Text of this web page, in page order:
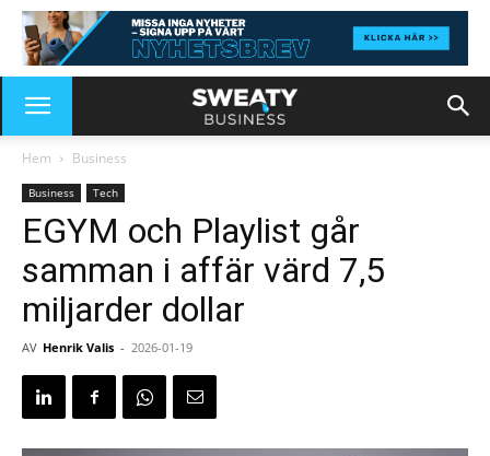
Hem Business
Business Tech
EGYM och Playlist går
samman i affär värd 7,5
miljarder dollar
AV Henrik Valis - 2026-01-19